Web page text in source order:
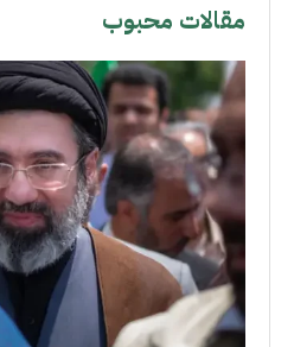
مقالات محبوب